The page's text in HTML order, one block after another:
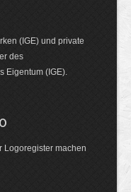
(IGE) und private
des
Eigentum (IGE).
Logo­register machen